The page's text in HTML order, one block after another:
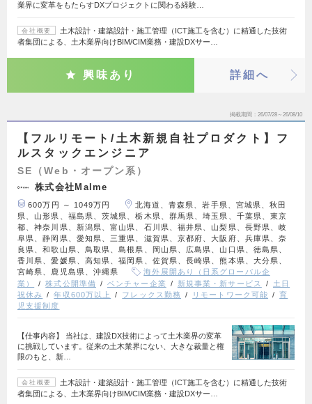
業界に変革をもたらすDXプロジェクトに関わる経験…
会社概要
土木設計・建築設計・施工管理（ICT施工を含む）に精通した技術
者集団による、土木業界向けBIM/CIM業務・建設DXサー…
興味あり 詳細へ
掲載期間 26/07/28～26/08/10
【フルリモート/土木新規自社プロダクト】フ
ルスタックエンジニア
SE（Web・オープン系）
株式会社Malme
600万円 ～ 1049万円
北海道、青森県、岩手県、宮城県、秋田
県、山形県、福島県、茨城県、栃木県、群馬県、埼玉県、千葉県、東京
都、神奈川県、新潟県、富山県、石川県、福井県、山梨県、長野県、岐
阜県、静岡県、愛知県、三重県、滋賀県、京都府、大阪府、兵庫県、奈
良県、和歌山県、鳥取県、島根県、岡山県、広島県、山口県、徳島県、
香川県、愛媛県、高知県、福岡県、佐賀県、長崎県、熊本県、大分県、
宮崎県、鹿児島県、沖縄県
海外展開あり（日系グローバル企
業）
株式公開準備 ベンチャー企業 新規事業・新サービス
土日
祝休み
年収600万以上 フレックス勤務 リモートワーク可能
育
児支援制度
【仕事内容】 当社は、建設DX技術によって土木業界の変革
に挑戦しています。従来の土木業界にない、大きな裁量と権
限のもと、新…
会社概要
土木設計・建築設計・施工管理（ICT施工を含む）に精通した技術
者集団による、土木業界向けBIM/CIM業務・建設DXサー…